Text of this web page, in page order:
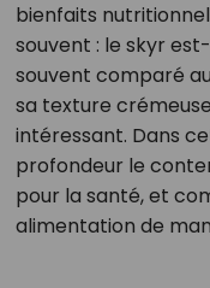
bienfaits
souvent : le skyr
souvent comparé
sa texture
intéressant. Dans
profondeur le
pour la santé, et
alimentation de